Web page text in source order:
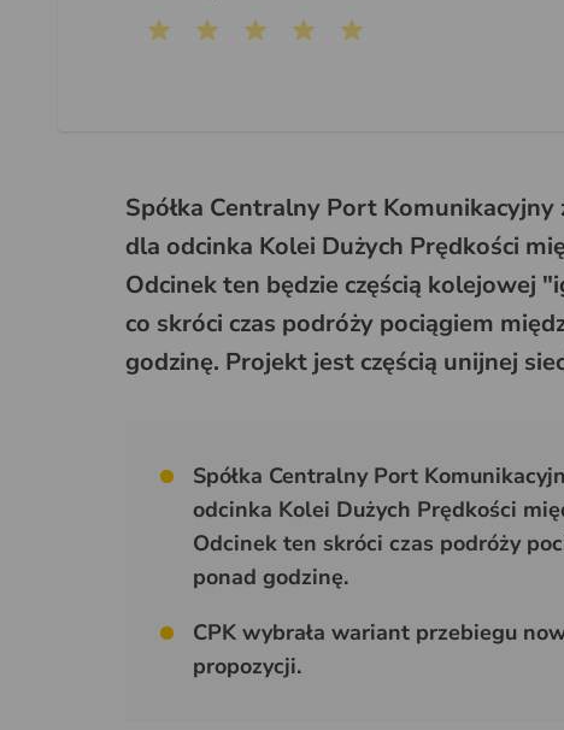
Spółka Centralny Port
dla odcinka Kolei Dużych Prędkości
Odcinek ten będzie częścią kolejowej
co skróci czas podróży pociągiem
godzinę. Projekt jest częścią unijnej
Spółka Centralny Port
odcinka Kolei Dużych Prędkości
Odcinek ten skróci czas podróży
ponad godzinę.
CPK wybrała wariant przebiegu
propozycji.